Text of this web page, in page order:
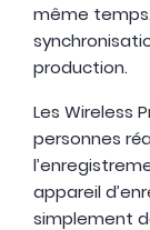
même
production.
Les Wireless
personnes
appareil
simplement